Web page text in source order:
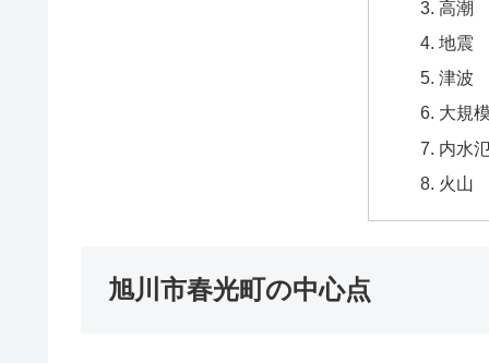
高潮
地震
津波
大規
内水
火山
旭川市春光町の中心点